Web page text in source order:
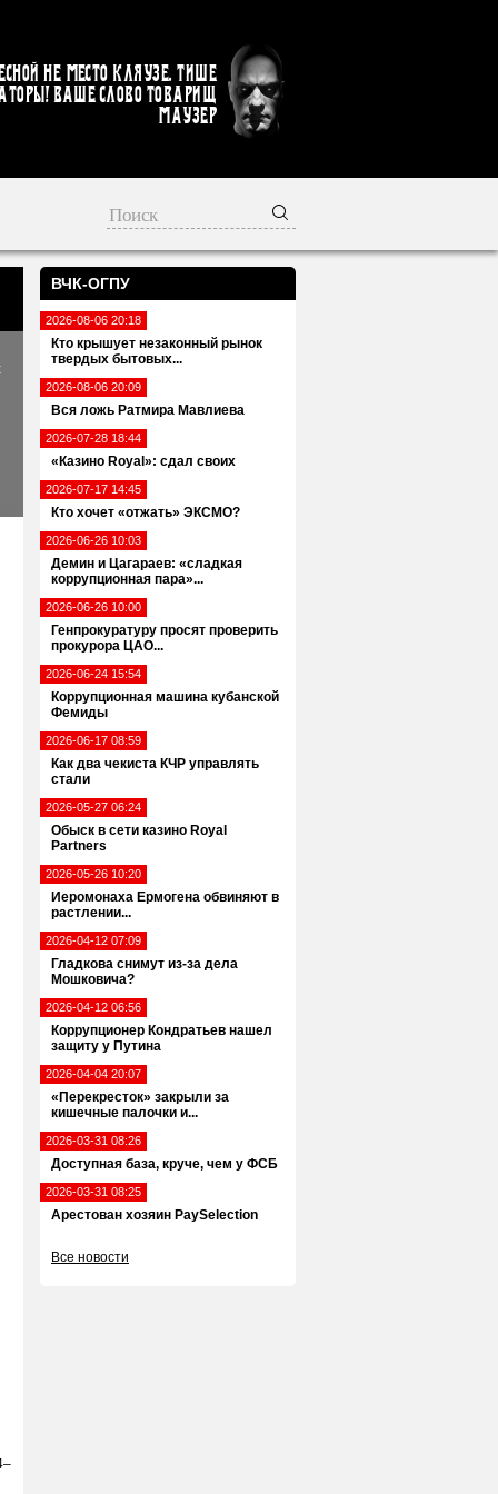
не место кляузе. Тише
Ваше слово товарищ
Маузер
ВЧК-ОГПУ
2026-08-06 20:18
Кто крышует незаконный рынок
твердых бытовых...
2026-08-06 20:09
Вся ложь Ратмира Мавлиева
2026-07-28 18:44
«Казино Royal»: сдал своих
2026-07-17 14:45
Кто хочет «отжать» ЭКСМО?
2026-06-26 10:03
Демин и Цагараев: «сладкая
коррупционная пара»...
2026-06-26 10:00
Генпрокуратуру просят проверить
прокурора ЦАО...
2026-06-24 15:54
Коррупционная машина кубанской
Фемиды
2026-06-17 08:59
Как два чекиста КЧР управлять
стали
2026-05-27 06:24
Обыск в сети казино Royal
Partners
2026-05-26 10:20
Иеромонаха Ермогена обвиняют в
растлении...
2026-04-12 07:09
Гладкова снимут из-за дела
Мошковича?
2026-04-12 06:56
Коррупционер Кондратьев нашел
защиту у Путина
2026-04-04 20:07
«Перекресток» закрыли за
кишечные палочки и...
2026-03-31 08:26
Доступная база, круче, чем у ФСБ
2026-03-31 08:25
Арестован хозяин PaySelection
Все новости